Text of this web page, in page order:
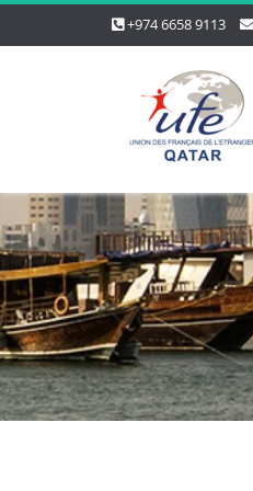
+974 6658 9113